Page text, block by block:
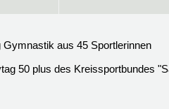
Gymnastik aus 45 Sportlerinnen
50 plus des Kreissportbundes